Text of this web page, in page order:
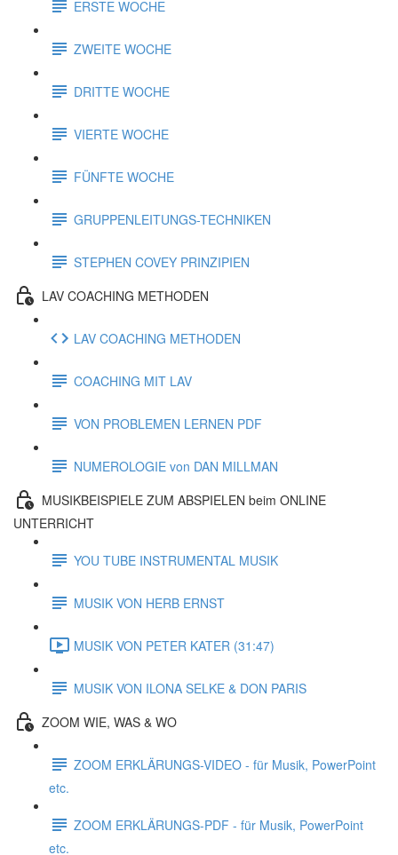
ERSTE WOCHE
ZWEITE WOCHE
DRITTE WOCHE
VIERTE WOCHE
FÜNFTE WOCHE
GRUPPENLEITUNGS-TECHNIKEN
STEPHEN COVEY PRINZIPIEN
LAV COACHING METHODEN
LAV COACHING METHODEN
COACHING MIT LAV
VON PROBLEMEN LERNEN PDF
NUMEROLOGIE von DAN MILLMAN
MUSIKBEISPIELE ZUM ABSPIELEN beim ONLINE
UNTERRICHT
YOU TUBE INSTRUMENTAL MUSIK
MUSIK VON HERB ERNST
MUSIK VON PETER KATER (31:47)
MUSIK VON ILONA SELKE & DON PARIS
ZOOM WIE, WAS & WO
ZOOM ERKLÄRUNGS-VIDEO - für Musik, PowerPoint
etc.
ZOOM ERKLÄRUNGS-PDF - für Musik, PowerPoint
etc.